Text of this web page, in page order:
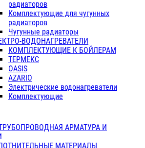
радиаторов
Комплектующие для чугунных
радиаторов
Чугунные радиаторы
ВОДОНАГРЕВАТЕЛИ
КОМПЛЕКТУЮЩИЕ К БОЙЛЕРАМ
ТЕРМЕКС
OASIS
AZARIO
Электрические водонагреватели
Комплектующие
АРМАТУРА И
МАТЕРИАЛЫ